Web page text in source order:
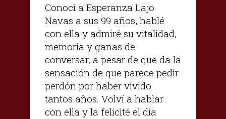
Conocí a Esperanza Lajo
Navas a sus 99 años, hablé
con ella y admiré su vitalidad,
memoria y ganas de
conversar, a pesar de que da la
sensación de que parece pedir
perdón por haber vivido
tantos años. Volví a hablar
con ella y la felicité el día